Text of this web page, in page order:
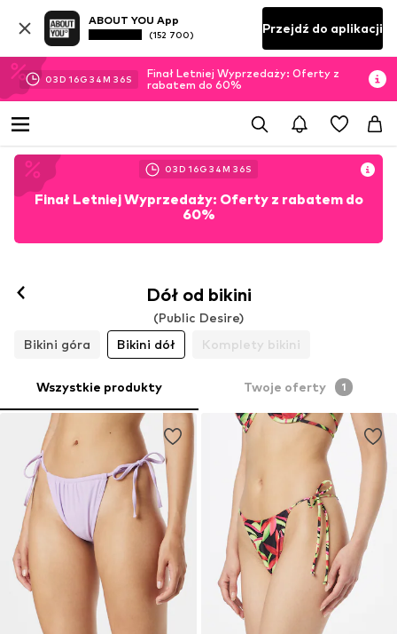
ABOUT YOU App
(152 700) Przejdź do aplikacji
03D 16G 34M 36S
Finał Letniej Wyprzedaży: Oferty z
rabatem do 60%
03D 16G 34M 36S
Finał Letniej Wyprzedaży: Oferty z rabatem do
60%
Dół od bikini
(Public Desire)
Bikini góra
Bikini dół Komplety bikini
Wszystkie produkty Twoje oferty 1